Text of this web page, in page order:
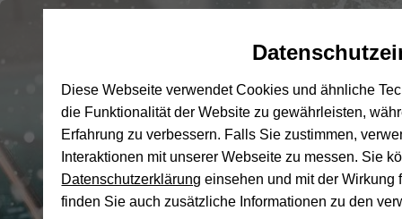
Automatische
vermeiden
skip
skip
skip
Diese Webseite verwendet Cookies und ähnliche
die Funktionalität der Website zu gewährleisten,
Erfahrung zu verbessern. Falls Sie zustimmen,
Interaktionen mit unserer Webseite zu messen. Sie
Datenschutzerklärung einsehen und mit der Wirkung
finden Sie auch zusätzliche Informationen zu den